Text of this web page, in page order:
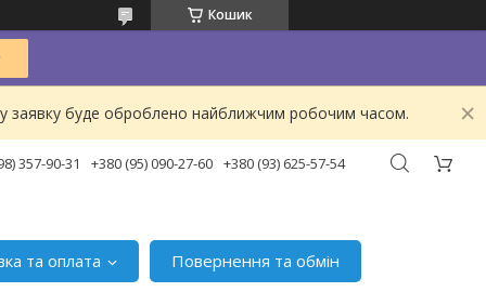
Кошик
заявку буде оброблено найближчим робочим часом.
357-90-31 +380 (95) 090-27-60 +380 (93) 625-57-54
та оплата
Повернення та обмін